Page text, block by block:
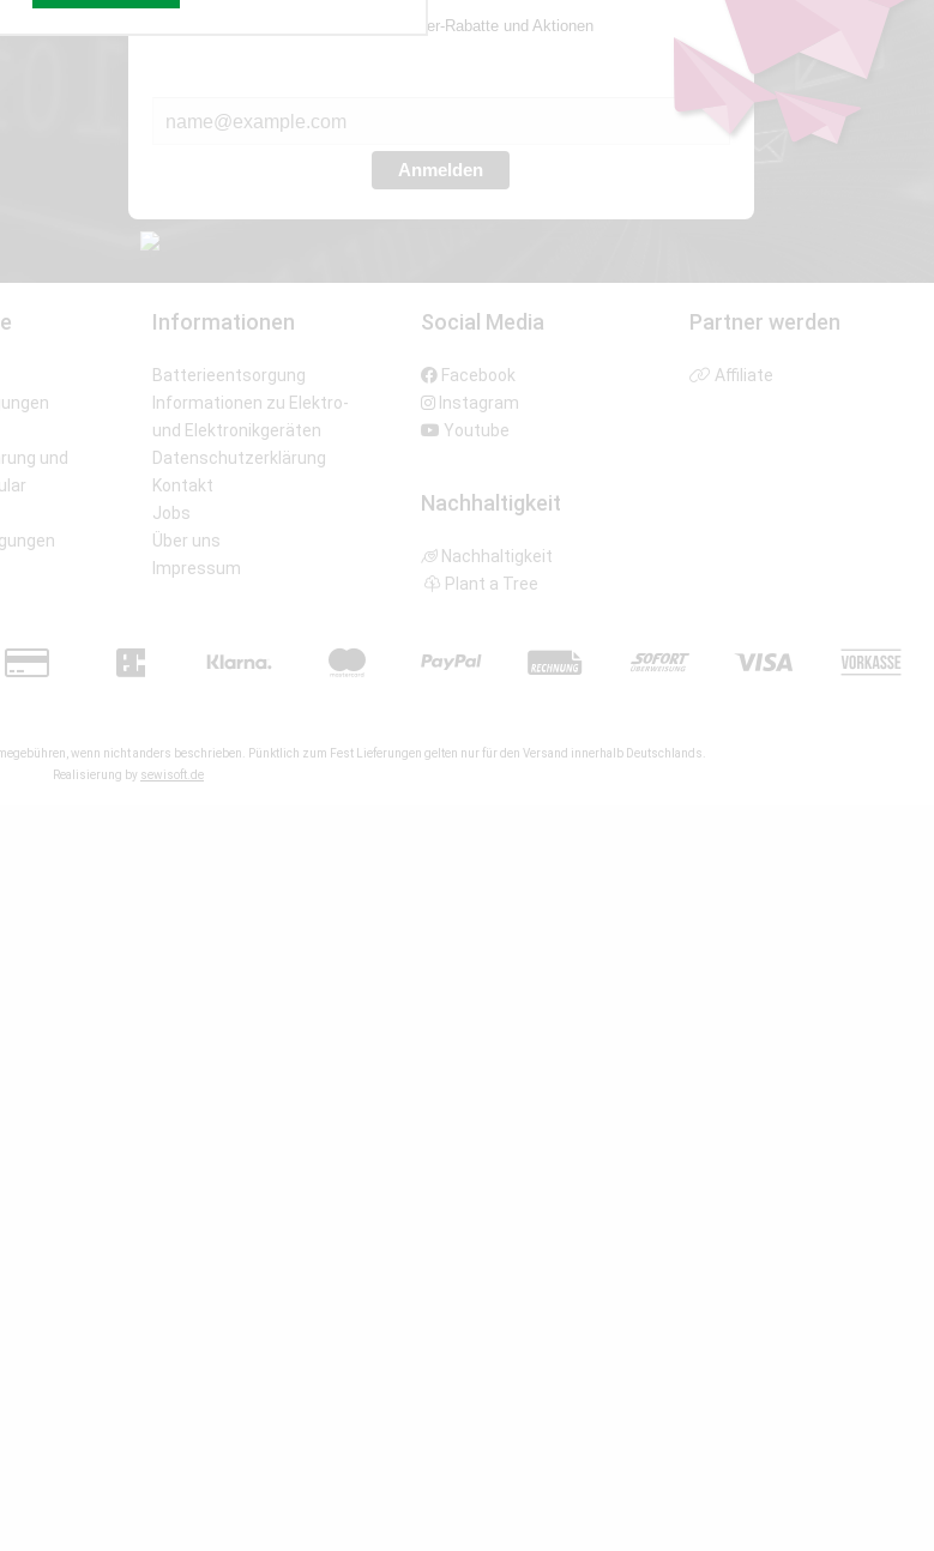
Verpasse nie wieder exklusive Newsletter-Rabatte und Aktionen
Anmelden
und
Informationen
Batterieentsorgung
Informationen zu Elektro-
und Elektronikgeräten
Datenschutzerklärung
Kontakt
Jobs
Über uns
Impressum
Social Media
Facebook
Instagram
Youtube
Nachhaltigkeit
Nachhaltigkeit
Plant a Tree
Partner werden
Affiliate
wenn nicht anders beschrieben. Pünktlich zum Fest Lieferungen gelten nur für den Versand innerhalb Deutschlands.
Realisierung by sewisoft.de